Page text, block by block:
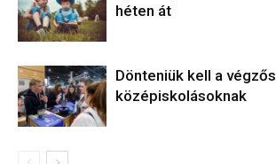
héten át
Dönteniük kell a végzős
középiskolásoknak